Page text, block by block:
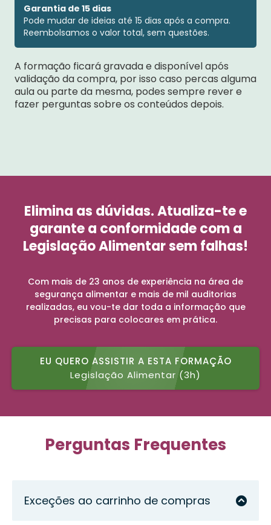
Garantia de 15 dias
Pode mudar de ideias até 15 dias após a compra.
Reembolsamos o valor total, sem questões.
A formação ficará gravada e disponível após
validação da compra, por isso caso percas alguma
aula ou parte da mesma, podes sempre rever e
fazer perguntas sobre os conteúdos depois.
Elimina as dúvidas. Atualiza-te e
garante a conformidade com a
Legislação Alimentar sem falhas!
Com mais de 23 anos de experiência na área de
segurança alimentar e mais de mil auditorias
realizadas, eu vou-te dar toda a informação que
precisas para colocares em prática.
EU QUERO ASSISTIR A ESTA FORMAÇÃO
Legislação Alimentar (3h)
Perguntas Frequentes
Exceções ao carrinho de compras